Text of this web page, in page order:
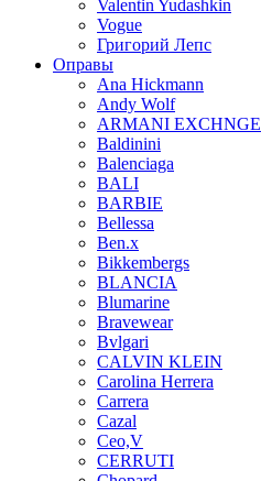
Valentin Yudashkin
Vogue
Григорий Лепс
Оправы
Ana Hickmann
Andy Wolf
ARMANI EXCHNGE
Baldinini
Balenciaga
BALI
BARBIE
Bellessa
Ben.x
Bikkembergs
BLANCIA
Blumarine
Bravewear
Bvlgari
CALVIN KLEIN
Carolina Herrera
Carrera
Cazal
Ceo,V
CERRUTI